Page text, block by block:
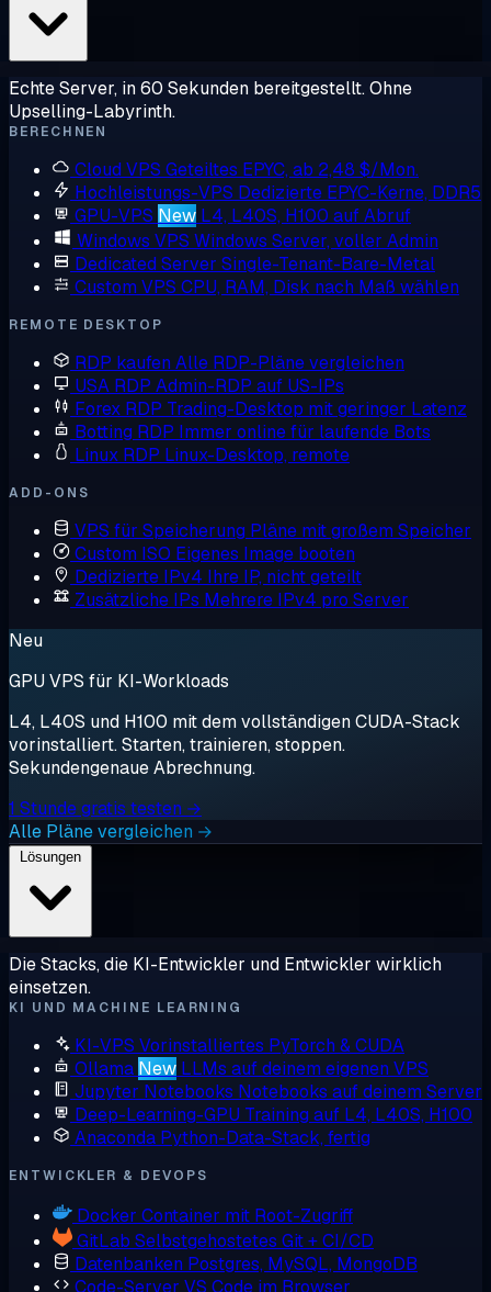
Echte Server, in 60 Sekunden bereitgestellt. Ohne
Upselling-Labyrinth.
BERECHNEN
Cloud VPS Geteiltes EPYC, ab 2,48 $/Mon.
Hochleistungs-VPS Dedizierte EPYC-Kerne, DDR5
GPU-VPS New L4, L40S, H100 auf Abruf
Windows VPS Windows Server, voller Admin
Dedicated Server Single-Tenant-Bare-Metal
Custom VPS CPU, RAM, Disk nach Maß wählen
REMOTE DESKTOP
RDP kaufen Alle RDP-Pläne vergleichen
USA RDP Admin-RDP auf US-IPs
Forex RDP Trading-Desktop mit geringer Latenz
Botting RDP Immer online für laufende Bots
Linux RDP Linux-Desktop, remote
ADD-ONS
VPS für Speicherung Pläne mit großem Speicher
Custom ISO Eigenes Image booten
Dedizierte IPv4 Ihre IP, nicht geteilt
Zusätzliche IPs Mehrere IPv4 pro Server
Neu
GPU VPS für KI-Workloads
L4, L40S und H100 mit dem vollständigen CUDA-Stack
vorinstalliert. Starten, trainieren, stoppen.
Sekundengenaue Abrechnung.
1 Stunde gratis testen →
Alle Pläne vergleichen →
Die Stacks, die KI-Entwickler und Entwickler wirklich
einsetzen.
KI UND MACHINE LEARNING
KI-VPS Vorinstalliertes PyTorch & CUDA
Ollama New LLMs auf deinem eigenen VPS
Jupyter Notebooks Notebooks auf deinem Server
Deep-Learning-GPU Training auf L4, L40S, H100
Anaconda Python-Data-Stack, fertig
ENTWICKLER & DEVOPS
Docker Container mit Root-Zugriff
GitLab Selbstgehostetes Git + CI/CD
Datenbanken Postgres, MySQL, MongoDB
Code-Server VS Code im Browser